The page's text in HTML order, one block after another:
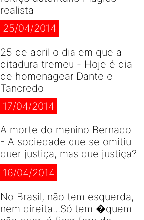
realista
25/04/2014
25 de abril o dia em que a
ditadura tremeu - Hoje é dia
de homenagear Dante e
Tancredo
17/04/2014
A morte do menino Bernado
- A sociedade que se omitiu
quer justiça, mas que justiça?
16/04/2014
No Brasil, não tem esquerda,
nem direita...Só tem �quem